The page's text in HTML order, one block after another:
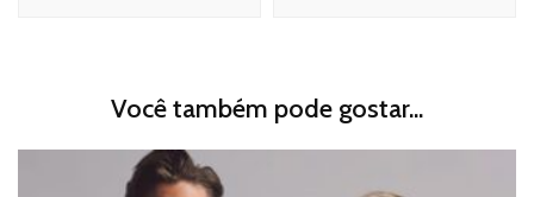
Você também pode gostar...